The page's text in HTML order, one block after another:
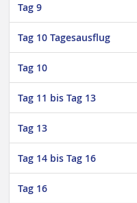
Tag 9
Tag 10 Tagesausflug
Tag 10
Tag 11 bis Tag 13
Tag 13
Tag 14 bis Tag 16
Tag 16